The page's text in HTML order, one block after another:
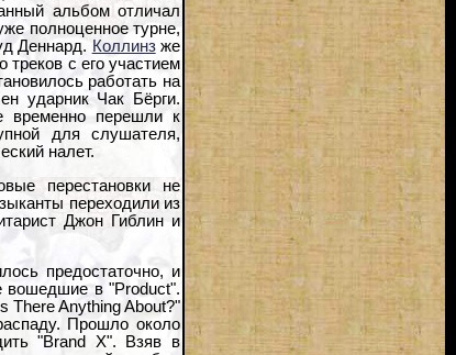
альбом отличал
полноценное турне,
Деннард. Коллинзже
треков с его участием
работать на
ударник Чак Бёрги.
временно перешли к
для слушателя,
налет.
перестановки не
переходили из
Джон Гиблин и
предостаточно, и
вошедшие в "Product".
There Anything About?"
Прошло около
"Brand X". Взяв в